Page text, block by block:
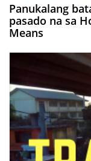
Panukalang
pasado na sa
Means